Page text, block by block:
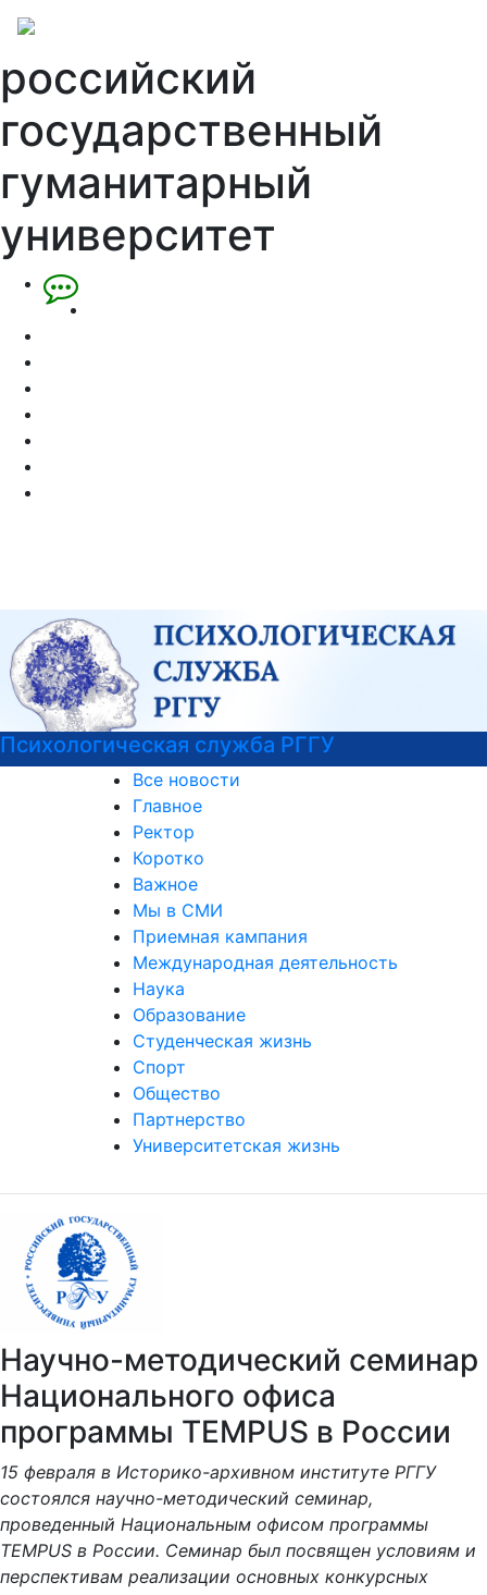
российский
государственный
гуманитарный
университет
РГГУ — 35 лет!
Все новости
Главное
Ректор
Коротко
Важное
Мы в СМИ
Приемная кампания
Международная деятельность
Наука
Образование
Студенческая жизнь
Спорт
Общество
Партнерство
Университетская жизнь
Научно-методический семинар
Национального офиса
программы TEMPUS в России
15 февраля в Историко-архивном институте РГГУ
состоялся научно-методический семинар,
проведенный Национальным офисом программы
TEMPUS в России. Семинар был посвящен условиям и
перспективам реализации основных конкурсных